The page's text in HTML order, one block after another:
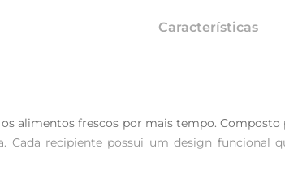
Características
alimentos frescos por mais tempo. Composto
Cada recipiente possui um design funcional